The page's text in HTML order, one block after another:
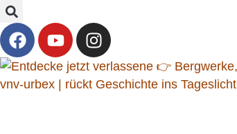
vnv-urbex | rückt Geschichte ins Tageslicht